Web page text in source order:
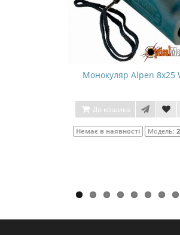
Монокуляр Alpen 8x25
До кошика
Немає в наявності Модель: